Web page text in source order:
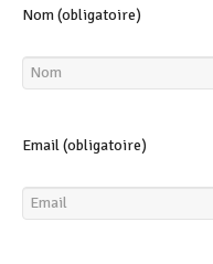
Nom (obligatoire)
Email (obligatoire)